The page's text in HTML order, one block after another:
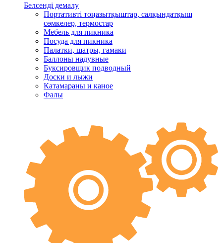
Белсенді демалу
Портативті тоңазытқыштар, салқындатқыш
сөмкелер, термостар
Мебель для пикника
Посуда для пикника
Палатки, шатры, гамаки
Баллоны надувные
Буксировщик подводный
Доски и лыжи
Катамараны и каное
Фалы